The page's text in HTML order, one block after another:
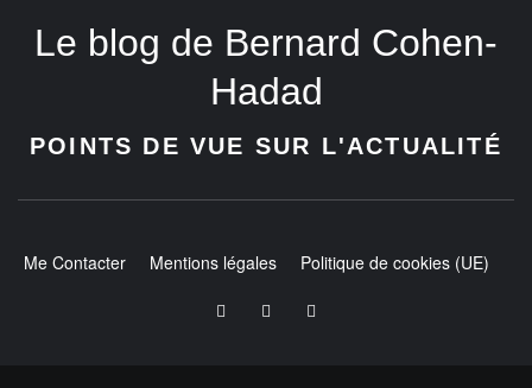
Le blog de Bernard Cohen-
Hadad
POINTS DE VUE SUR L'ACTUALITÉ
Me Contacter Mentions légales Politique de cookies (UE)